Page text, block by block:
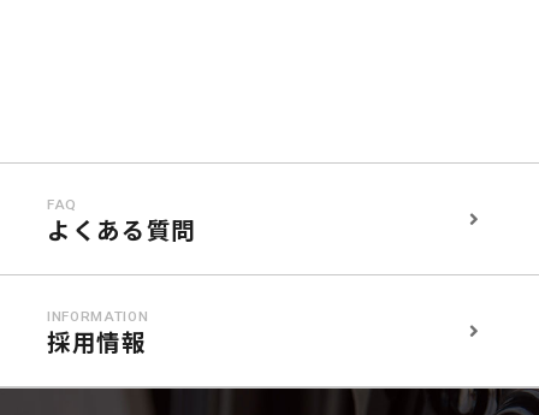
FAQ
よくある質問
INFORMATION
採用情報